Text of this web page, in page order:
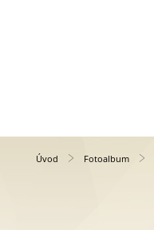
Úvod Fotoalbum